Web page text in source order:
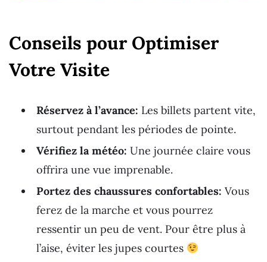
Conseils pour Optimiser
Votre Visite
Réservez à l’avance: Les billets partent vite,
surtout pendant les périodes de pointe.
Vérifiez la météo: Une journée claire vous
offrira une vue imprenable.
Portez des chaussures confortables: Vous
ferez de la marche et vous pourrez
ressentir un peu de vent. Pour être plus à
l’aise, éviter les jupes courtes